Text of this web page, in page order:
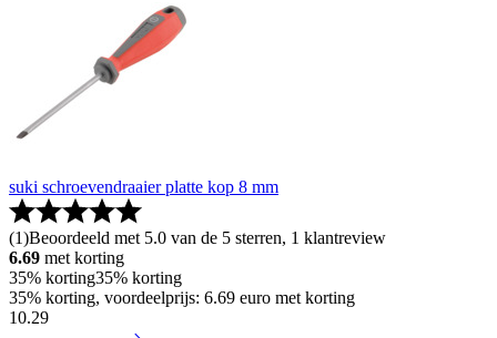
suki schroevendraaier platte kop 8 mm
(1)Beoordeeld met 5.0 van de 5 sterren, 1 klantreview
6.69 met korting
35% korting35% korting
35% korting, voordeelprijs: 6.69 euro met korting
10.29